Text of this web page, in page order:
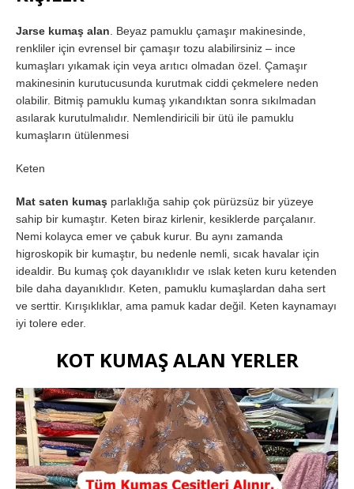
Jarse kumaş alan . Beyaz pamuklu çamaşır makinesinde,
renkliler için evrensel bir çamaşır tozu alabilirsiniz – ince
kumaşları yıkamak için veya arıtıcı olmadan özel. Çamaşır
makinesinin kurutucusunda kurutmak ciddi çekmelere neden
olabilir. Bitmiş pamuklu kumaş yıkandıktan sonra sıkılmadan
asılarak kurutulmalıdır. Nemlendiricili bir ütü ile pamuklu
kumaşların ütülenmesi
Keten
Mat saten kumaş parlaklığa sahip çok pürüzsüz bir yüzeye
sahip bir kumaştır. Keten biraz kirlenir, kesiklerde parçalanır.
Nemi kolayca emer ve çabuk kurur. Bu aynı zamanda
higroskopik bir kumaştır, bu nedenle nemli, sıcak havalar için
idealdir. Bu kumaş çok dayanıklıdır ve ıslak keten kuru ketenden
bile daha dayanıklıdır. Keten, pamuklu kumaşlardan daha sert
ve serttir. Kırışıklıklar, ama pamuk kadar değil. Keten kaynamayı
iyi tolere eder.
KOT KUMAŞ ALAN YERLER